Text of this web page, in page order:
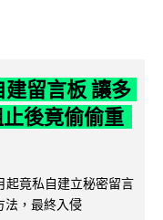
留言板 讓多
後竟偷偷重
竟私自建立秘密留言
法，最終入侵